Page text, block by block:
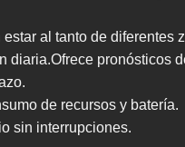
al tanto de diferentes
pronósticos
de recursos y batería.
sin interrupciones.